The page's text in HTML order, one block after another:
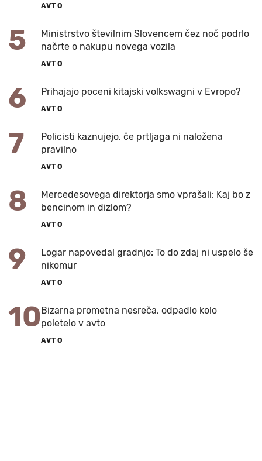
AVTO
5
Ministrstvo številnim Slovencem čez noč podrlo
načrte o nakupu novega vozila
AVTO
6 Prihajajo poceni kitajski volkswagni v Evropo?
AVTO
7
Policisti kaznujejo, če prtljaga ni naložena
pravilno
AVTO
8
Mercedesovega direktorja smo vprašali: Kaj bo z
bencinom in dizlom?
AVTO
9
Logar napovedal gradnjo: To do zdaj ni uspelo še
nikomur
AVTO
10Bizarna prometna nesreča, odpadlo kolo
poletelo v avto
AVTO